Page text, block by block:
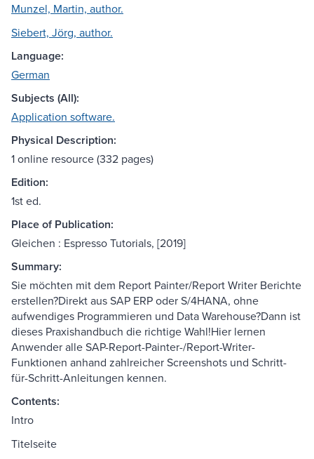
Munzel, Martin, author.
Siebert, Jörg, author.
Language:
German
Subjects (All):
Application software.
Physical Description:
1 online resource (332 pages)
Edition:
1st ed.
Place of Publication:
Gleichen : Espresso Tutorials, [2019]
Summary:
Sie möchten mit dem Report Painter/Report Writer Berichte
erstellen?Direkt aus SAP ERP oder S/4HANA, ohne
aufwendiges Programmieren und Data Warehouse?Dann ist
dieses Praxishandbuch die richtige Wahl!Hier lernen
Anwender alle SAP-Report-Painter-/Report-Writer-
Funktionen anhand zahlreicher Screenshots und Schritt-
für-Schritt-Anleitungen kennen.
Contents:
Intro
Titelseite